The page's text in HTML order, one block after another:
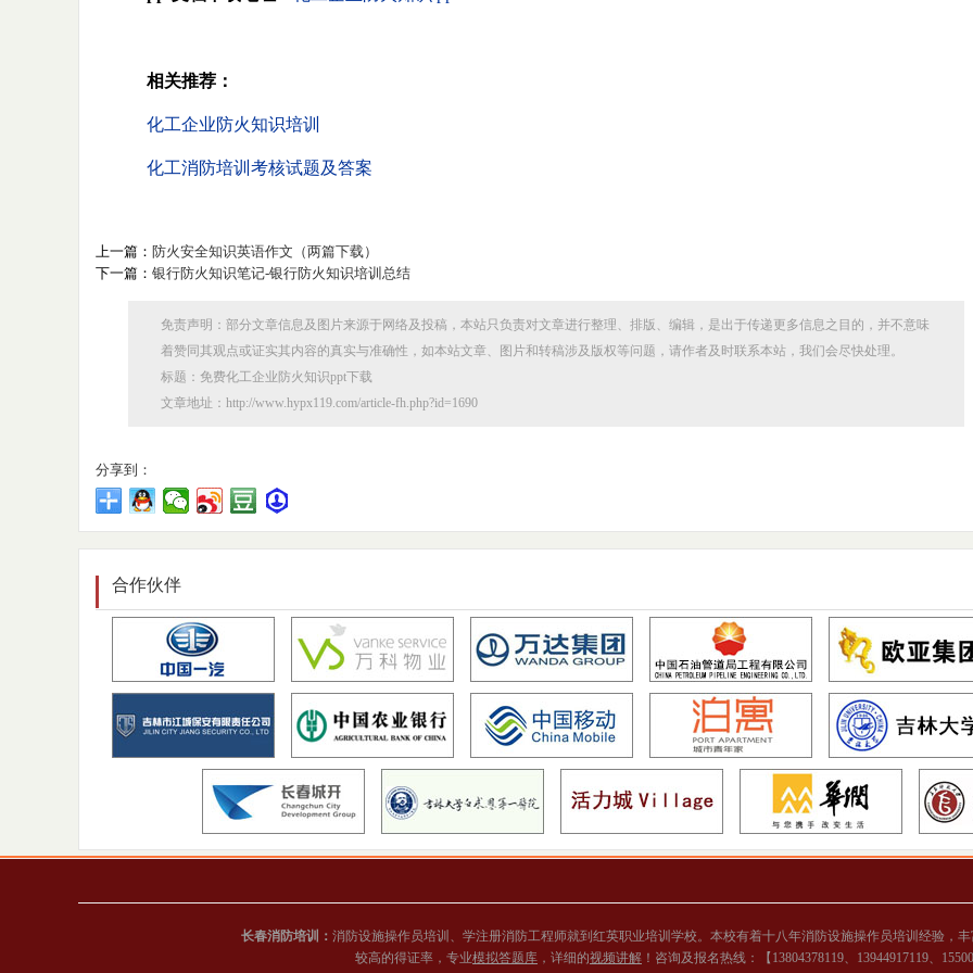
相关推荐：
化工企业防火知识培训
化工消防培训考核试题及答案
上一篇： 防火安全知识英语作文（两篇下载）
下一篇： 银行防火知识笔记-银行防火知识培训总结
免责声明：部分文章信息及图片来源于网络及投稿，本站只负责对文章进行整理、排版、编辑，是出于传递更多信息之目的，并不意味
着赞同其观点或证实其内容的真实与准确性，如本站文章、图片和转稿涉及版权等问题，请作者及时联系本站，我们会尽快处理。
标题：免费化工企业防火知识ppt下载
文章地址：http://www.hypx119.com/article-fh.php?id=1690
分享到：
合作伙伴
长春消防培训： 消防设施操作员培训、学注册消防工程师就到红英职业培训学校。本校有着十八年消防设施操作员培训经验，
较高的得证率，专业模拟答题库 ，详细的视频讲解 ！咨询及报名热线：【13804378119、13944917119、